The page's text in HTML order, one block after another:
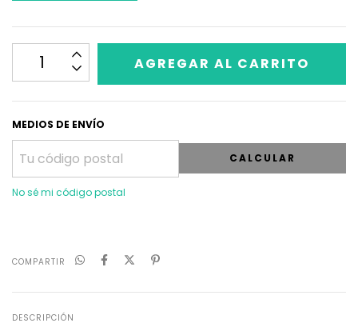
MEDIOS DE ENVÍO
CALCULAR
No sé mi código postal
COMPARTIR
DESCRIPCIÓN